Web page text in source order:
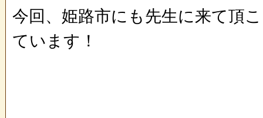
今回、姫路市にも先生に来て頂
ています！